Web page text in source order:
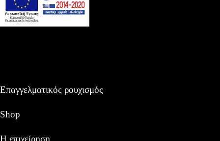
Επαγγελματικός ρουχισμός
Shop
Η επιχείρηση